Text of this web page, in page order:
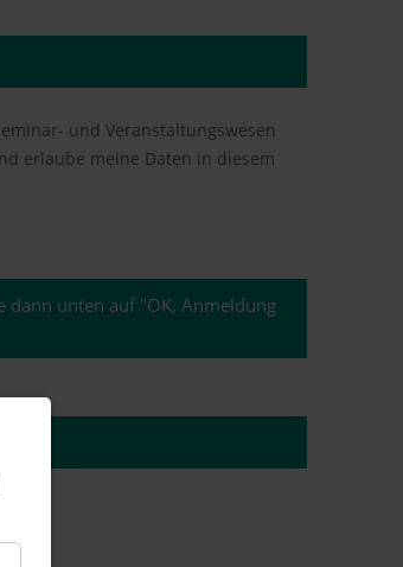
Veranstaltungswesen
dann unten auf "OK, Anmeldung